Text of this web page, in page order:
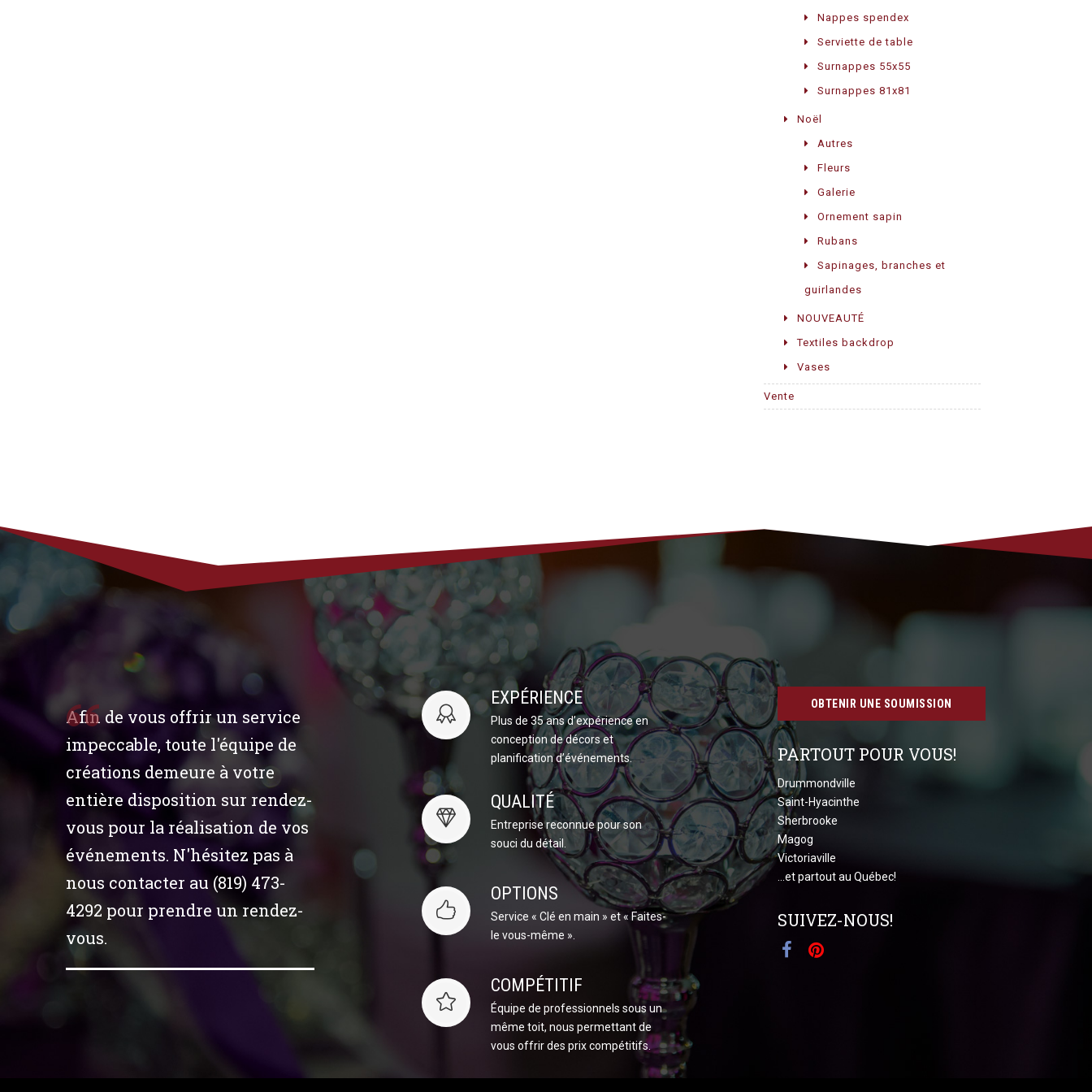
Nappes spendex
Serviette de table
Surnappes 55x55
Surnappes 81x81
Noël
Autres
Fleurs
Galerie
Ornement sapin
Rubans
Sapinages, branches et
guirlandes
NOUVEAUTÉ
Textiles backdrop
Vases
Vente
Afin de vous offrir un service
impeccable, toute l'équipe de
créations demeure à votre
entière disposition sur rendez-
vous pour la réalisation de vos
événements. N'hésitez pas à
nous contacter au (819) 473-
4292 pour prendre un rendez-
vous.
EXPÉRIENCE
Plus de 35 ans d’expérience en
conception de décors et
planification d’événements.
QUALITÉ
Entreprise reconnue pour son
souci du détail.
OPTIONS
Service « Clé en main » et « Faites-
le vous-même ».
COMPÉTITIF
Équipe de professionnels sous un
même toit, nous permettant de
vous offrir des prix compétitifs.
OBTENIR UNE SOUMISSION
PARTOUT POUR VOUS!
Drummondville
Saint-Hyacinthe
Sherbrooke
Magog
Victoriaville
...et partout au Québec!
SUIVEZ-NOUS!